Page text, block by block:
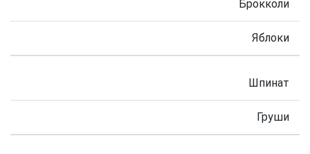
Брокколи
Яблоки
Шпинат
Груши